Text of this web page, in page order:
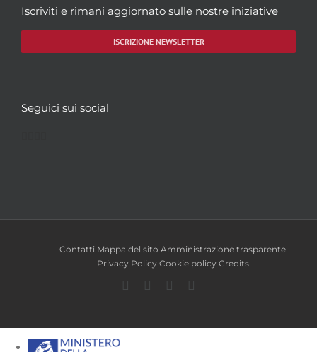
Iscriviti e rimani aggiornato sulle nostre iniziative
ISCRIZIONE NEWSLETTER
Seguici sui social
Contatti Mappa del sito Amministrazione trasparente
Privacy Policy Cookie policy Credits
Facebook
TwitterYouTube